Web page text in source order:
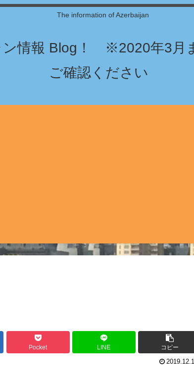
The information of Azerbaijan
情報 Blog！ ※2020年3月
ご確認ください
Pocket LINE コピー